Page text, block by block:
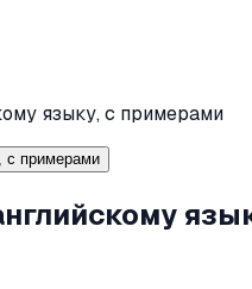
языку, с примерами